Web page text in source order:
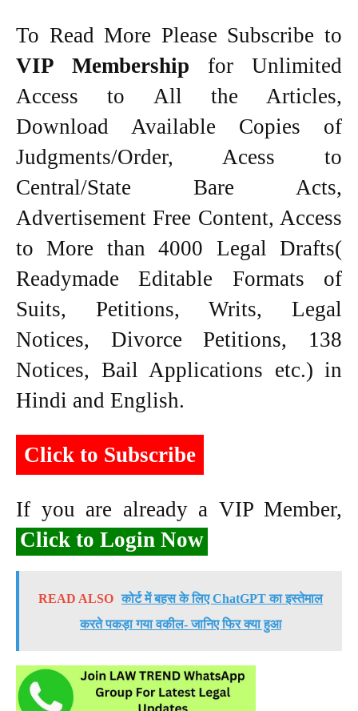
To Read More Please Subscribe to
VIP Membership for Unlimited
Access to All the Articles,
Download Available Copies of
Judgments/Order, Acess to
Central/State Bare Acts,
Advertisement Free Content, Access
to More than 4000 Legal Drafts(
Readymade Editable Formats of
Suits, Petitions, Writs, Legal
Notices, Divorce Petitions, 138
Notices, Bail Applications etc.) in
Hindi and English.
Click to Subscribe
If you are already a VIP Member,
Click to Login Now
READ ALSO कोर्ट में बहस के लिए ChatGPT का इस्तेमाल
करते पकड़ा गया वकील- जानिए फिर क्या हुआ